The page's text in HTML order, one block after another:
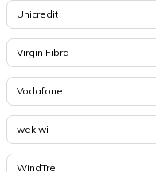
Unicredit
Virgin Fibra
Vodafone
wekiwi
WindTre